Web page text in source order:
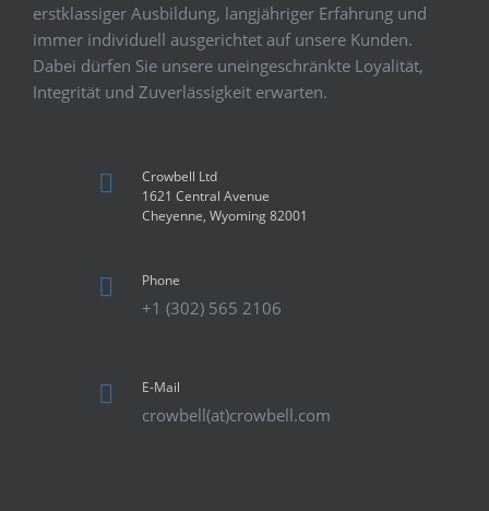
erstklassiger Ausbildung, langjähriger Erfahrung und
immer individuell ausgerichtet auf unsere Kunden.
Dabei dürfen Sie unsere uneingeschränkte Loyalität,
Integrität und Zuverlässigkeit erwarten.
Crowbell Ltd
1621 Central Avenue
Cheyenne, Wyoming 82001
Phone
+1 (302) 565 2106
E-Mail
crowbell(at)crowbell.com